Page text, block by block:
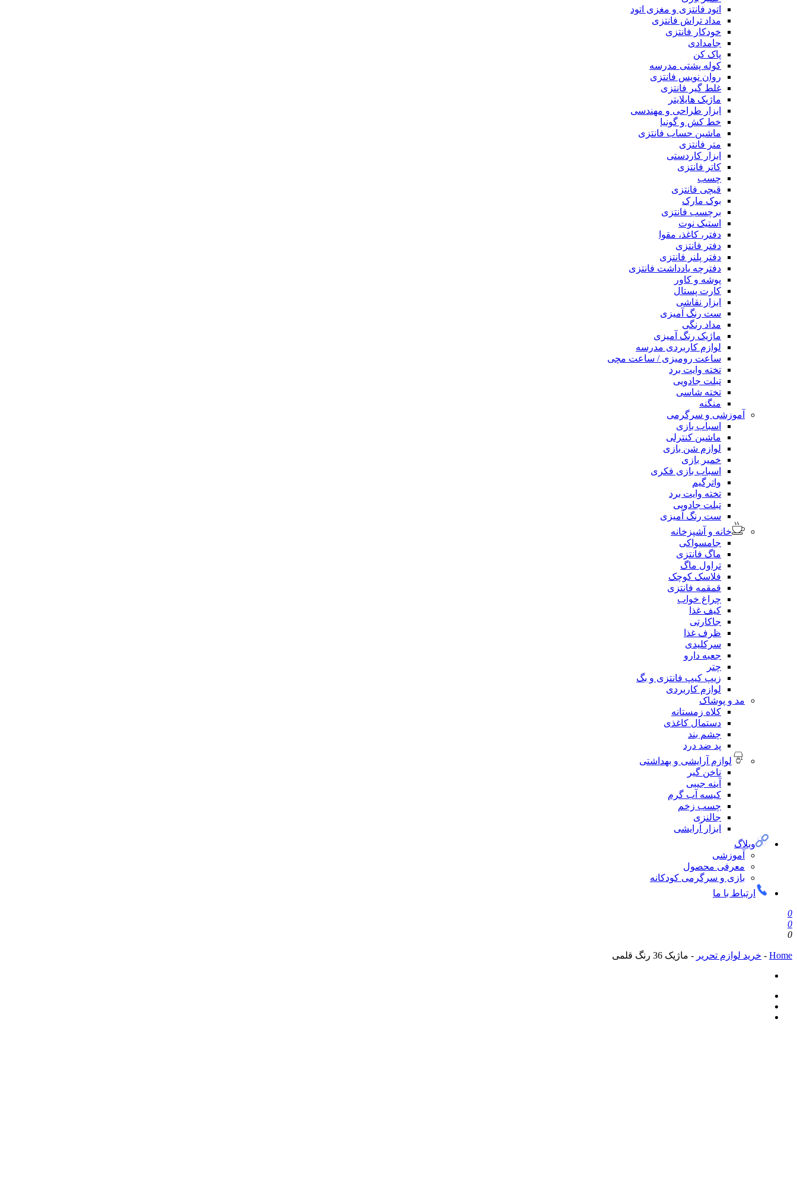
اتود فانتزی و مغزی اتود
مداد تراش فانتزی
خودکار فانتزی
جامدادی
پاک کن
کوله پشتی مدرسه
روان نویس فانتزی
غلط گیر فانتزی
ماژیک هایلایتر
ابزار طراحی و مهندسی
خط کش و گونیا
ماشین حساب فانتزی
متر فانتزی
ابزار کاردستی
کاتر فانتزی
چسب
قیچی فانتزی
بوک مارک
برچسب فانتزی
استیک نوت
دفتر، کاغذ، مقوا
دفتر فانتزی
دفتر پلنر فانتزی
دفترچه یادداشت فانتزی
پوشه و کاور
کارت پستال
ابزار نقاشی
ست رنگ آمیزی
مداد رنگی
ماژیک رنگ آمیزی
لوازم کاربردی مدرسه
ساعت رومیزی / ساعت مچی
تخته وایت برد
تبلت جادویی
تخته شاسی
منگنه
آموزشی و سرگرمی
اسباب بازی
ماشین کنترلی
لوازم شن بازی
خمیر بازی
اسباب بازی فکری
واترگیم
تخته وایت برد
تبلت جادویی
ست رنگ آمیزی
خانه و آشپزخانه
جامسواکی
ماگ فانتزی
تراول ماگ
فلاسک کوچک
قمقمه فانتزی
چراغ خواب
کیف غذا
جاکارتی
ظرف غذا
سرکلیدی
جعبه دارو
چتر
زیپ کیپ فانتزی و بگ
لوازم کاربردی
مد و پوشاک
کلاه زمستانه
دستمال کاغذی
چشم بند
پد ضد درد
لوازم آرایشی و بهداشتی
ناخن گیر
آینه جیبی
کیسه آب گرم
چسب زخم
جالنزی
ابزار آرایشی
وبلاگ
آموزشی
معرفی محصول
بازی و سرگرمی کودکانه
ارتباط با ما
0
0
0
Home
- خرید لوازم تحریر - ماژیک 36 رنگ قلمی